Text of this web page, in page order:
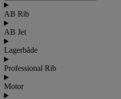
AB Rib
AB Jet
Lagerbåde
Professional Rib
Motor